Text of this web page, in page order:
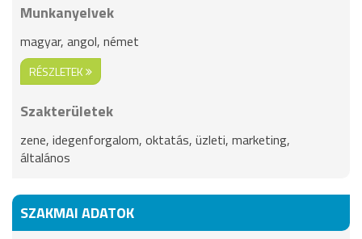
Munkanyelvek
magyar, angol, német
RÉSZLETEK
Szakterületek
zene, idegenforgalom, oktatás, üzleti, marketing,
általános
SZAKMAI ADATOK